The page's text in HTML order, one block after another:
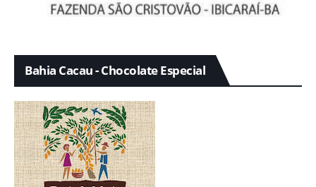
Bahia Cacau - Chocolate Especial